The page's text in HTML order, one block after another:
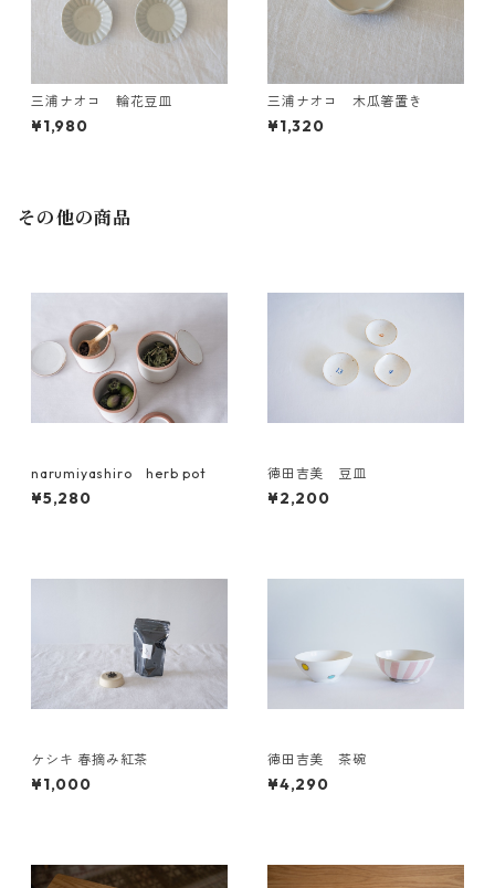
三浦ナオコ 輪花豆皿
¥1,980
三浦ナオコ 木瓜箸置き
¥1,320
その他の商品
narumiyashiro herb pot
¥5,280
徳田吉美 豆皿
¥2,200
ケシキ 春摘み紅茶
¥1,000
徳田吉美 茶碗
¥4,290